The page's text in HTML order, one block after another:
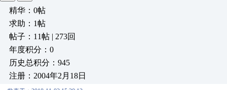
精华：0帖
求助：1帖
帖子：11帖 | 273回
年度积分：0
历史总积分：945
注册：2004年2月18日